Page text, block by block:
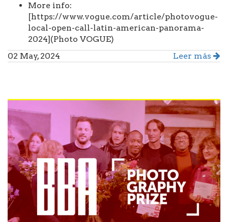
More info:
[https://www.vogue.com/article/photovogue-
local-open-call-latin-american-panorama-
2024](Photo VOGUE)
02 May, 2024
Leer más